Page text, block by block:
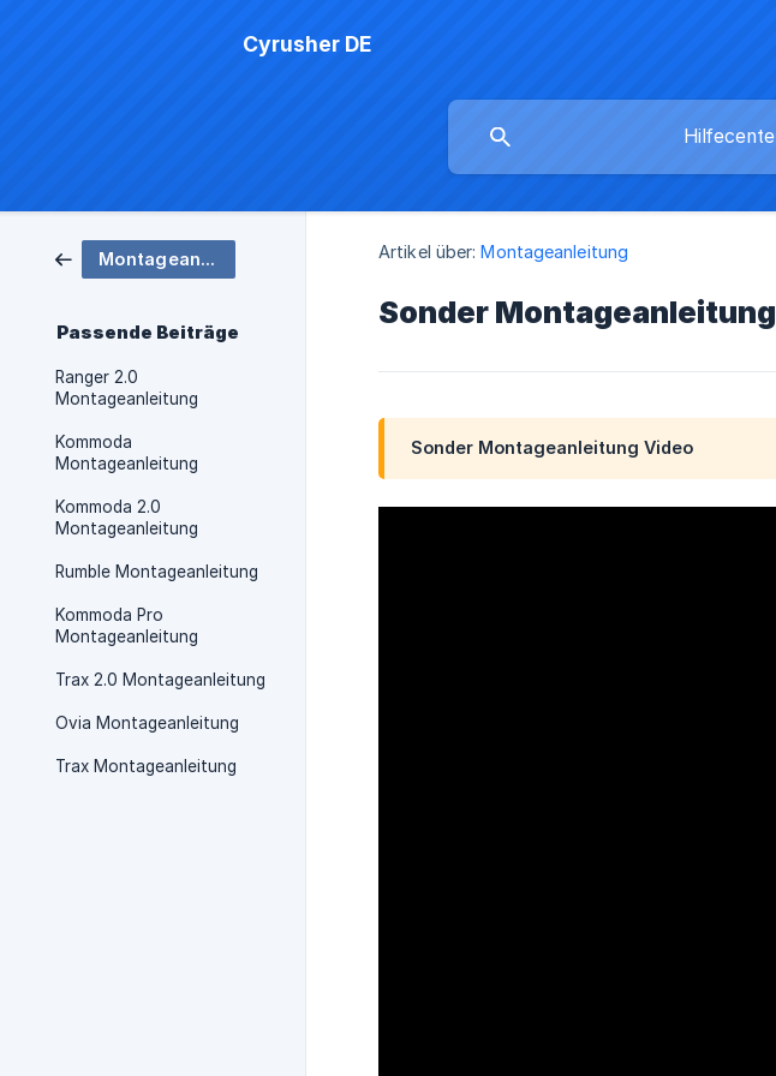
Cyrusher DE
Montageanleitung
Passende Beiträge
Ranger 2.0
Montageanleitung
Kommoda
Montageanleitung
Kommoda 2.0
Montageanleitung
Rumble Montageanleitung
Kommoda Pro
Montageanleitung
Trax 2.0 Montageanleitung
Ovia Montageanleitung
Trax Montageanleitung
Artikel über: Montageanleitung
Sonder Montageanleitung
Sonder Montageanleitung Video